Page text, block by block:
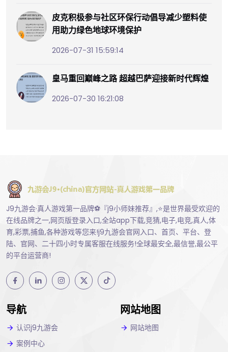
皮克积极参与社区环保行动倡导减少塑料使
用助力绿色地球环境保护
2026-07-31 15:59:14
皇马重回巅峰之路 超越巴萨迎接新时代辉煌
2026-07-30 16:21:08
J9九游会·真人游戏第一品牌⚽️『j9小师妹推荐』,⭐️是世界最受欢迎的
在线品牌之一,网页版登录入口,全站app下载,竞猜,电子,电竞,真人,体
育,彩票,捕鱼,各种游戏等您来!j9九游会官网入口、首页、平台、登
陆、官网、二十四小时专属客服在线服务!全球最安全,最信誉,最公平
的平台运营商!
导航
认识j9九游会
案例中心
网站地图
网站地图